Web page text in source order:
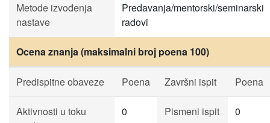
Metode izvođenja
nastave
Predavanja/mentorski/seminarski
radovi
Ocena znanja (maksimalni broj poena 100)
Predispitne obaveze Poena Završni ispit Poena
Aktivnosti u toku
0 Pismeni ispit 0